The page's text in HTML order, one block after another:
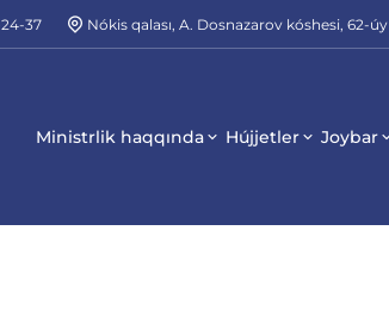
24-37 Nókis qalası, A. Dosnazarov kóshesi, 62-úy
Ministrlik haqqında Hújjetler Joybar